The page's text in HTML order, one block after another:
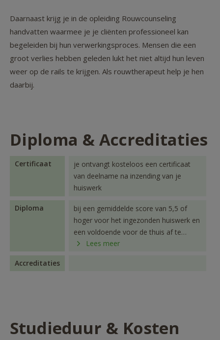
Daarnaast krijg je in de opleiding Rouwcounseling
handvatten waarmee je je cliënten professioneel kan
begeleiden bij hun verwerkingsproces. Mensen die een
groot verlies hebben geleden lukt het niet altijd hun leven
weer op de rails te krijgen. Als rouwtherapeut help je hen
daarbij.
Diploma & Accreditaties
Certificaat
je ontvangt kosteloos een certificaat
van deelname na inzending van je
huiswerk
Diploma
bij een gemiddelde score van 5,5 of
hoger voor het ingezonden huiswerk en
een voldoende voor de thuis af te
leggen openboekexamens ontvang je
Lees meer
Accreditaties
Studieduur & Kosten